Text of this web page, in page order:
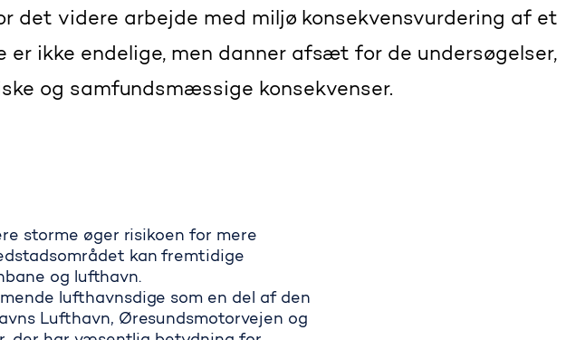
det videre arbejde med miljø konsekvensvurdering af et
ikke endelige, men danner afsæt for de undersøgelser,
og samfundsmæssige konsekvenser.
storme øger risikoen for mere
kan fremtidige
og lufthavn.
lufthavnsdige som en del af den
Lufthavn, Øresundsmotorvejen og